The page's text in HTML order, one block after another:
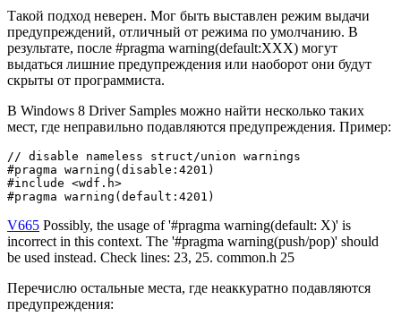
Такой подход неверен. Мог быть выставлен режим выдачи
предупреждений, отличный от режима по умолчанию. В
результате, после #pragma warning(default:XXX) могут
выдаться лишние предупреждения или наоборот они будут
скрыты от программиста.
В Windows 8 Driver Samples можно найти несколько таких
мест, где неправильно подавляются предупреждения. Пример:
// disable nameless struct/union warnings
#pragma warning(disable:4201)
#include <wdf.h>
#pragma warning(default:4201)
V665 Possibly, the usage of '#pragma warning(default: X)' is
incorrect in this context. The '#pragma warning(push/pop)' should
be used instead. Check lines: 23, 25. common.h 25
Перечислю остальные места, где неаккуратно подавляются
предупреждения: